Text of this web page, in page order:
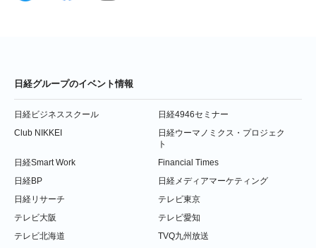
日経グループのイベント情報
日経ビジネススクール
日経4946セミナー
Club NIKKEI
日経ウーマノミクス・プロジェク
ト
日経Smart Work
Financial Times
日経BP
日経メディアマーケティング
日経リサーチ
テレビ東京
テレビ大阪
テレビ愛知
テレビ北海道
TVQ九州放送